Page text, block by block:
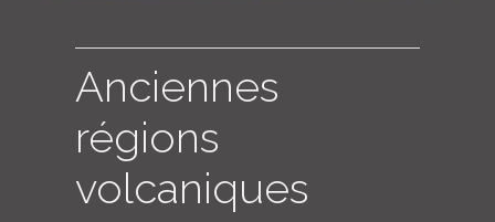
Anciennes
régions
volcaniques